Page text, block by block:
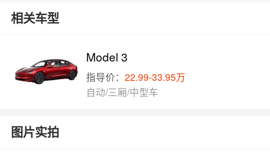
相关车型
Model 3
指导价：22.99-33.95万
自动/三厢/中型车
图片实拍